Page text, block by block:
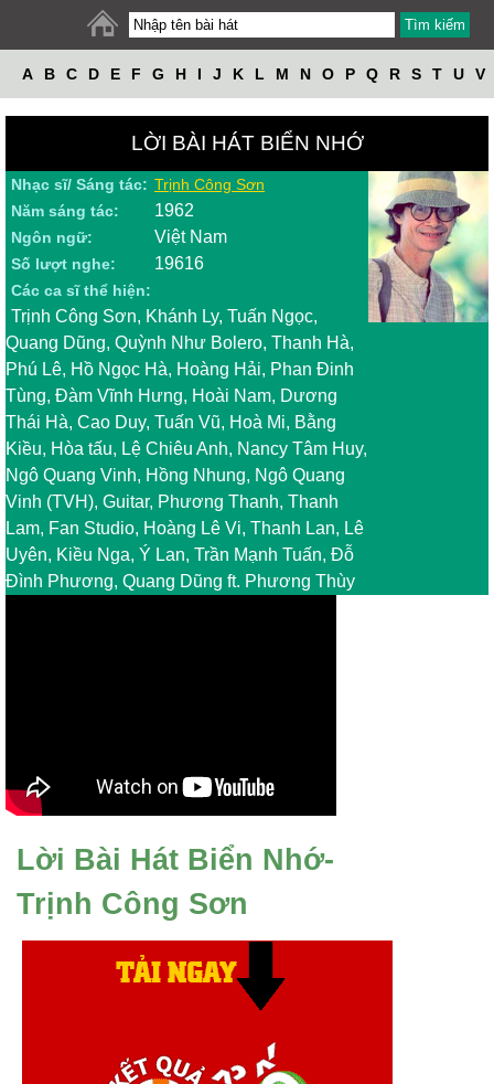
A B C D E F G H I J K L M N O P Q R S T U V
LỜI BÀI HÁT BIỂN NHỚ
Nhạc sĩ/ Sáng tác: Trịnh Công Sơn
Năm sáng tác:
1962
Ngôn ngữ: Việt Nam
Số lượt nghe: 19616
Các ca sĩ thể hiện:
Trịnh Công Sơn, Khánh Ly, Tuấn Ngọc,
Quang Dũng, Quỳnh Như Bolero, Thanh Hà,
Phú Lê, Hồ Ngọc Hà, Hoàng Hải, Phan Đinh
Tùng, Đàm Vĩnh Hưng, Hoài Nam, Dương
Thái Hà, Cao Duy, Tuấn Vũ, Hoà Mi, Bằng
Kiều, Hòa tấu, Lệ Chiêu Anh, Nancy Tâm Huy,
Ngô Quang Vinh, Hồng Nhung, Ngô Quang
Vinh (TVH), Guitar, Phương Thanh, Thanh
Lam, Fan Studio, Hoàng Lê Vi, Thanh Lan, Lê
Uyên, Kiều Nga, Ý Lan, Trần Mạnh Tuấn, Đỗ
Đình Phương, Quang Dũng ft. Phương Thùy
Lời Bài Hát Biển Nhớ-
Trịnh Công Sơn